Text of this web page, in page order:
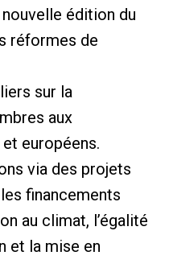
édition du
réformes de
sur la
aux
européens.
via des projets
financements
au climat, l’égalité
et la mise en